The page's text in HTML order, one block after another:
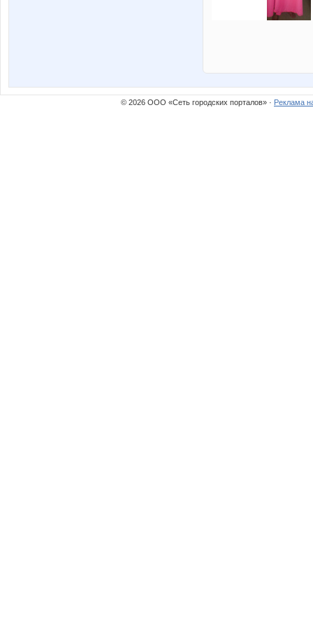
© 2026 ООО «Сеть городских порталов» · Реклама